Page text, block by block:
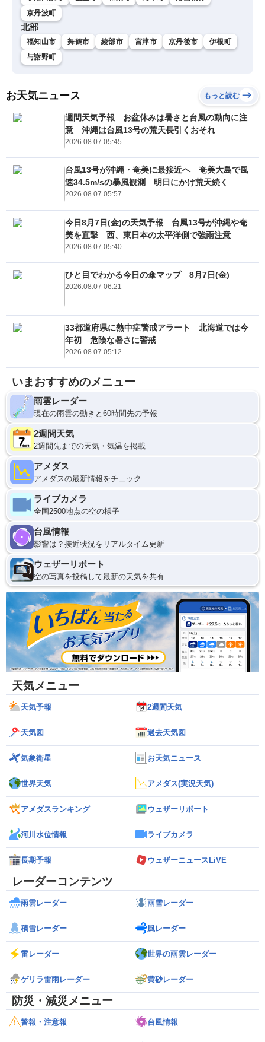
京丹波町
北部
福知山市 舞鶴市 綾部市 宮津市 京丹後市
伊根町
与謝野町
お天気ニュース もっと読む
週間天気予報 お盆休みは暑さと台風の動向に注
意 沖縄は台風13号の荒天長引くおそれ
2026.08.07 05:45
台風13号が沖縄・奄美に最接近へ 奄美大島で風
速34.5m/sの暴風観測 明日にかけ荒天続く
2026.08.07 05:57
今日8月7日(金)の天気予報 台風13号が沖縄や奄
美を直撃 西、東日本の太平洋側で強雨注意
2026.08.07 05:40
ひと目でわかる今日の傘マップ 8月7日(金)
2026.08.07 06:21
33都道府県に熱中症警戒アラート 北海道では今
年初 危険な暑さに警戒
2026.08.07 05:12
いまおすすめのメニュー
雨雲レーダー
現在の雨雲の動きと60時間先の予報
2週間天気
2週間先までの天気・気温を掲載
アメダス
アメダスの最新情報をチェック
ライブカメラ
全国2500地点の空の様子
台風情報
影響は？接近状況をリアルタイム更新
ウェザーリポート
空の写真を投稿して最新の天気を共有
天気メニュー
天気予報 2週間天気
天気図 過去天気図
気象衛星 お天気ニュース
世界天気 アメダス(実況天気)
アメダスランキング ウェザーリポート
河川水位情報 ライブカメラ
長期予報 ウェザーニュースLiVE
レーダーコンテンツ
雨雲レーダー 雨雪レーダー
積雪レーダー 風レーダー
雷レーダー 世界の雨雲レーダー
ゲリラ雷雨レーダー 黄砂レーダー
防災・減災メニュー
警報・注意報 台風情報